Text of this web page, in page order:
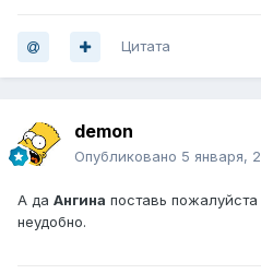
Цитата
demon
Опубликовано 5 января,
А да Ангина поставь
неудобно.